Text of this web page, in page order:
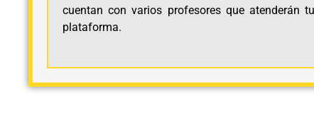
cuentan con varios profesores que atenderán
plataforma.